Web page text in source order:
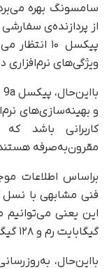
سامسونگ بهره
پیکسل ۱۰
ویژگی‌های
و بهینه‌سازی‌های
کاربرانی باشد
مقرون‌به‌صرفه
گیگابایت رم و ۱۲۸ گیگابایت فضای ذخیره‌سازی باشیم.